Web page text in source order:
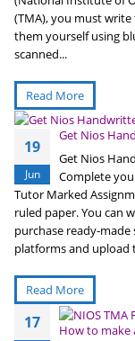
(TMA), you must
them yourself using
scanned...
Read More
19
Jun
Get Nios
Get Nios
Complete
Tutor Marked
ruled paper. You can
purchase ready-
platforms and upload
Read More
17
How to make